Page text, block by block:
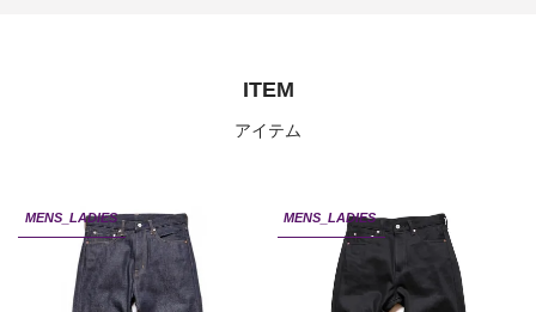
ITEM
アイテム
MENS_LADIES MENS_LADIES